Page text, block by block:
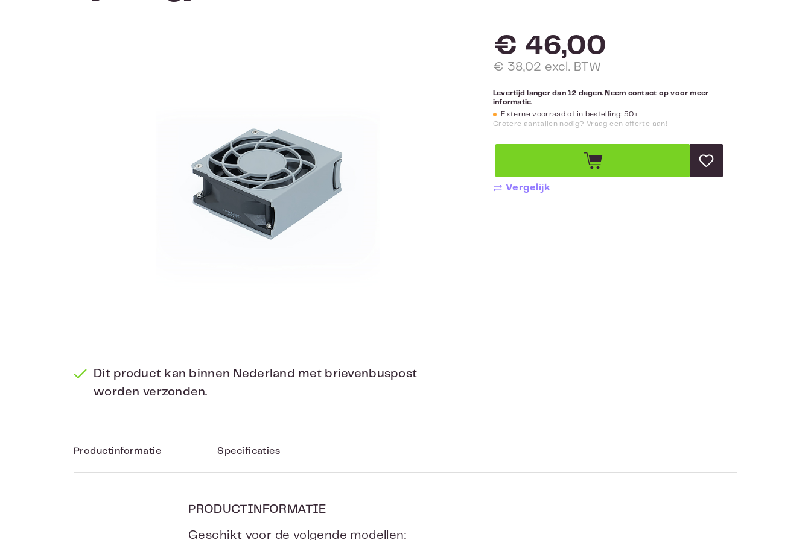
Dit product kan binnen Nederland met brievenbuspost
worden verzonden.
€ 46,00
€ 38,02 excl. BTW
Levertijd langer dan 12 dagen. Neem contact op voor meer
informatie.
Externe voorraad of in bestelling: 50+
Grotere aantallen nodig? Vraag een offerte aan!
Vergelijk
Productinformatie Specificaties
PRODUCTINFORMATIE
Geschikt voor de volgende modellen: